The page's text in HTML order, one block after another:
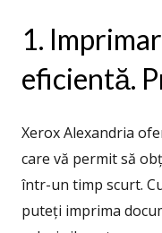
1.
eficientă.
Xerox Alexandria
care vă permit să
într-un timp scurt.
puteți imprima